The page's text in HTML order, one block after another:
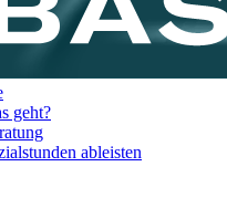
geht?
ableisten